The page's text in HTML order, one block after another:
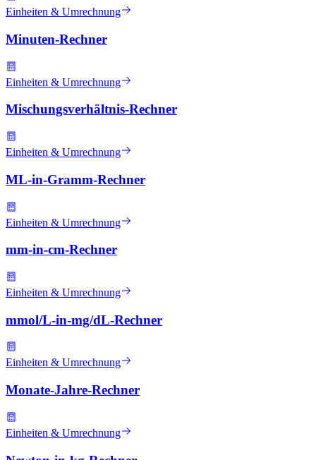
Einheiten & Umrechnung
Minuten-Rechner
Einheiten & Umrechnung
Mischungsverhältnis-Rechner
Einheiten & Umrechnung
ML-in-Gramm-Rechner
Einheiten & Umrechnung
mm-in-cm-Rechner
Einheiten & Umrechnung
mmol/L-in-mg/dL-Rechner
Einheiten & Umrechnung
Monate-Jahre-Rechner
Einheiten & Umrechnung